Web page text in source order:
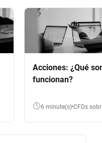
Acciones: ¿Qué
funcionan?
6 minute(s) CFDs